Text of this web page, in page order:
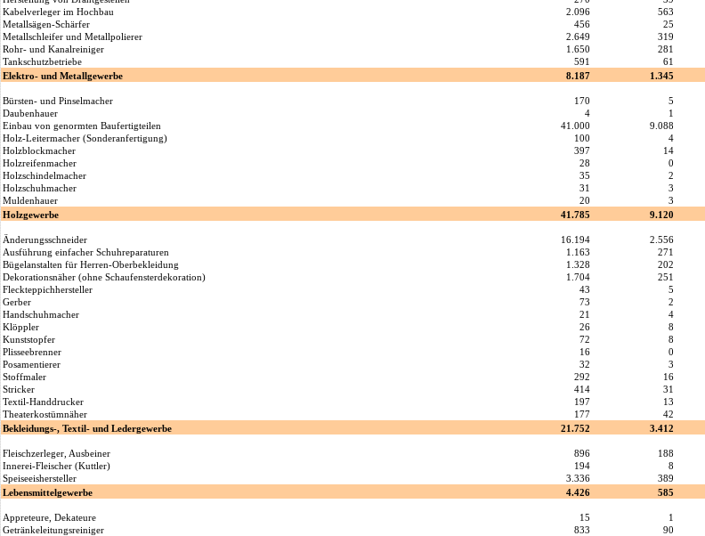
Kabelverleger im Hochbau
2.096 563
Metallsägen-Schärfer
456 25
Metallschleifer und Metallpolierer
2.649 319
Rohr- und Kanalreiniger
1.650 281
Tankschutzbetriebe
591 61
Elektro- und Metallgewerbe
8.187 1.345
Bürsten- und Pinselmacher 170 5
Daubenhauer
4 1
Einbau von genormten Baufertigteilen
41.000 9.088
Holz-Leitermacher (Sonderanfertigung)
100 4
Holzblockmacher
397 14
Holzreifenmacher
28 0
Holzschindelmacher
35 2
Holzschuhmacher
31 3
Muldenhauer
20 3
Holzgewerbe
41.785 9.120
Änderungsschneider 16.194 2.556
Ausführung einfacher Schuhreparaturen
1.163 271
Bügelanstalten für Herren-Oberbekleidung
1.328 202
Dekorationsnäher (ohne Schaufensterdekoration)
1.704 251
Fleckteppichhersteller
43 5
Gerber
73 2
Handschuhmacher
21 4
Klöppler
26 8
Kunststopfer
72 8
Plisseebrenner
16 0
Posamentierer
32 3
Stoffmaler
292 16
Stricker
414 31
Textil-Handdrucker
197 13
Theaterkostümnäher
177 42
Bekleidungs-, Textil- und Ledergewerbe
21.752 3.412
Fleischzerleger, Ausbeiner 896 188
Innerei-Fleischer (Kuttler)
194 8
Speiseeishersteller
3.336 389
Lebensmittelgewerbe
4.426 585
Appreteure, Dekateure 15 1
Getränkeleitungsreiniger
833 90